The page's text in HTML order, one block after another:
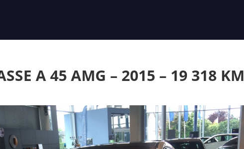
A 45 AMG – 2015 – 19 318 KM